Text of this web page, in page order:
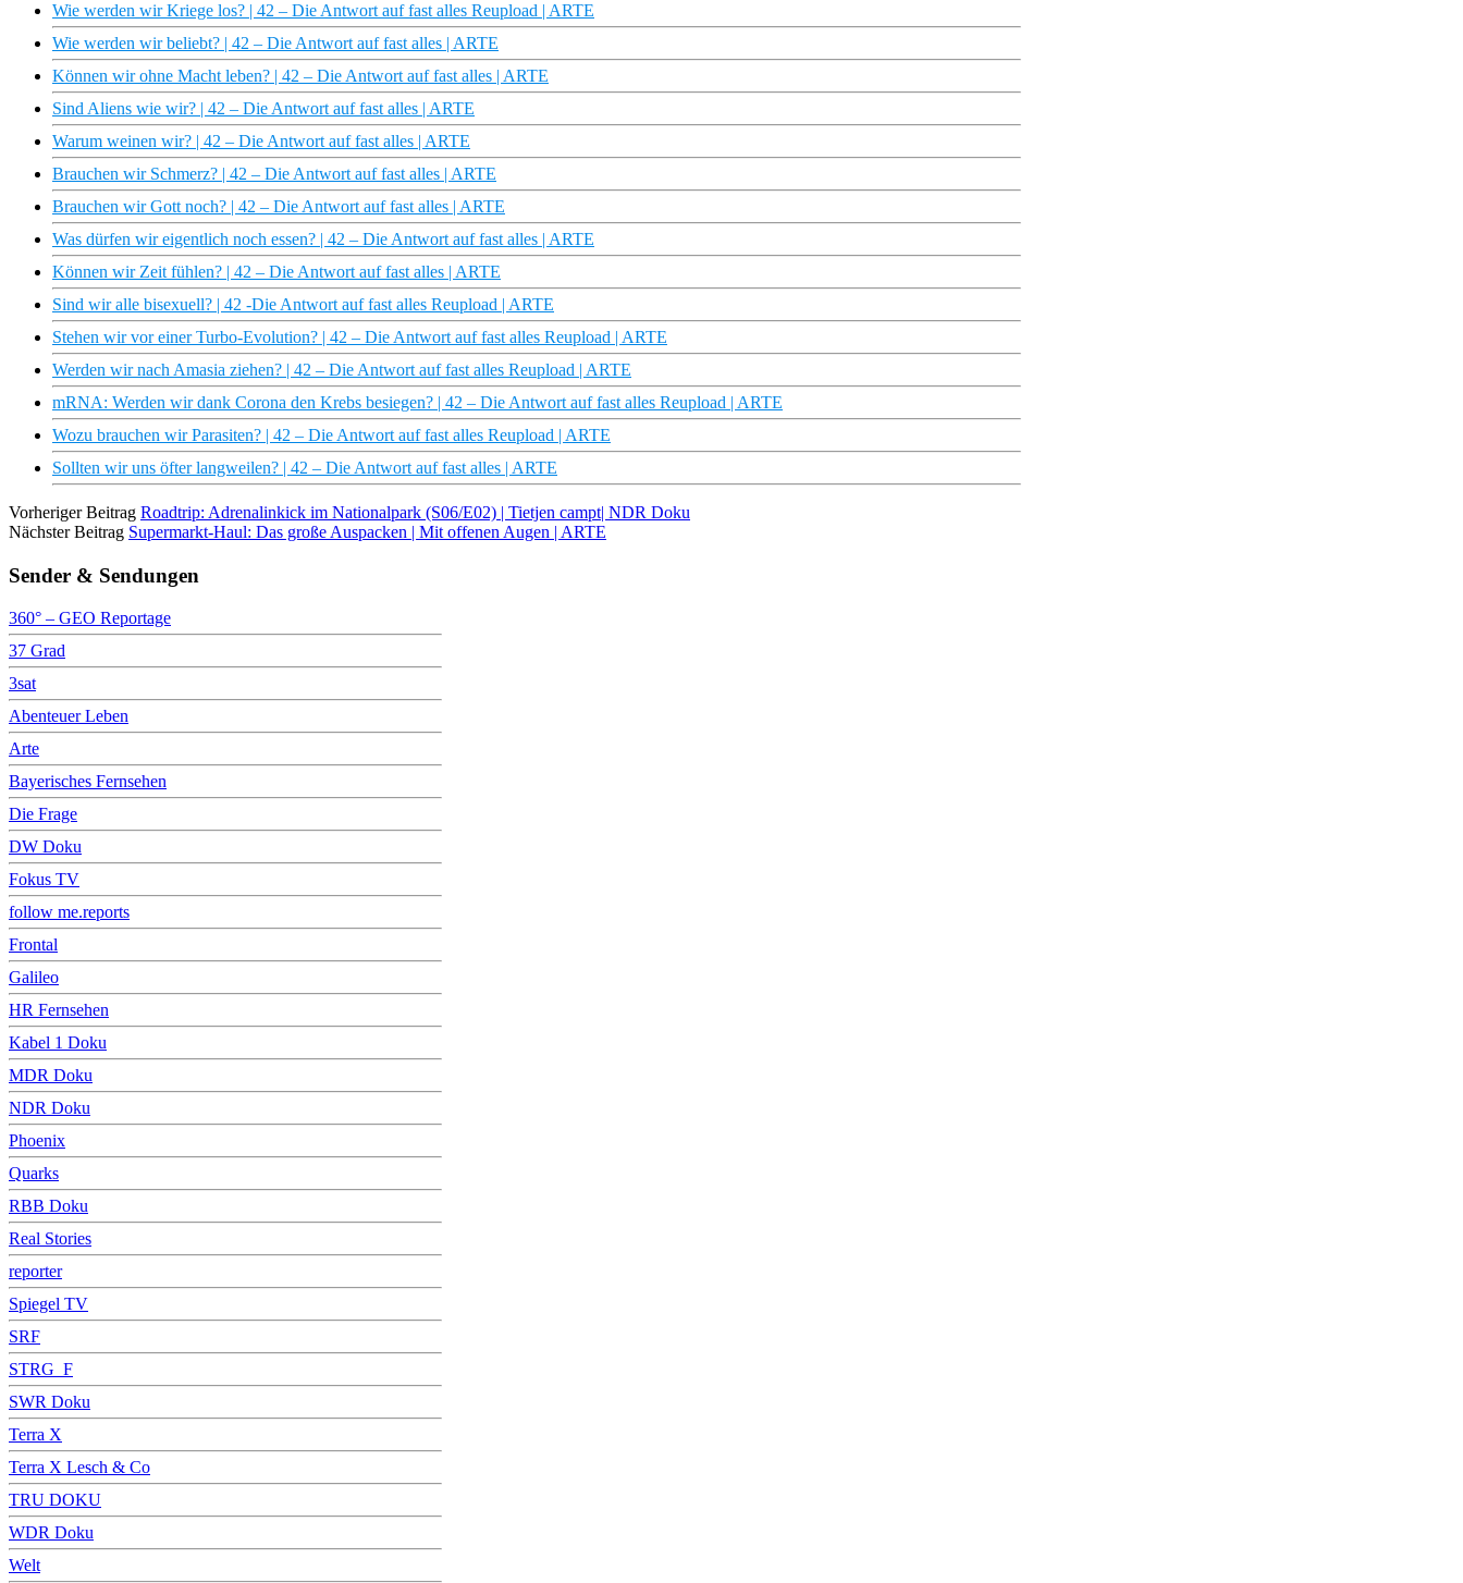
Wie werden wir Kriege los? | 42 – Die Antwort auf fast alles Reupload | ARTE
Wie werden wir beliebt? | 42 – Die Antwort auf fast alles | ARTE
Können wir ohne Macht leben? | 42 – Die Antwort auf fast alles | ARTE
Sind Aliens wie wir? | 42 – Die Antwort auf fast alles | ARTE
Warum weinen wir? | 42 – Die Antwort auf fast alles | ARTE
Brauchen wir Schmerz? | 42 – Die Antwort auf fast alles | ARTE
Brauchen wir Gott noch? | 42 – Die Antwort auf fast alles | ARTE
Was dürfen wir eigentlich noch essen? | 42 – Die Antwort auf fast alles | ARTE
Können wir Zeit fühlen? | 42 – Die Antwort auf fast alles | ARTE
Sind wir alle bisexuell? | 42 -Die Antwort auf fast alles Reupload | ARTE
Stehen wir vor einer Turbo-Evolution? | 42 – Die Antwort auf fast alles Reupload | ARTE
Werden wir nach Amasia ziehen? | 42 – Die Antwort auf fast alles Reupload | ARTE
mRNA: Werden wir dank Corona den Krebs besiegen? | 42 – Die Antwort auf fast alles Reupload | ARTE
Wozu brauchen wir Parasiten? | 42 – Die Antwort auf fast alles Reupload | ARTE
Sollten wir uns öfter langweilen? | 42 – Die Antwort auf fast alles | ARTE
Vorheriger Beitrag Roadtrip: Adrenalinkick im Nationalpark (S06/E02) | Tietjen campt| NDR Doku
Nächster Beitrag Supermarkt-Haul: Das große Auspacken | Mit offenen Augen | ARTE
Sender & Sendungen
360° – GEO Reportage
37 Grad
3sat
Abenteuer Leben
Arte
Bayerisches Fernsehen
Die Frage
DW Doku
Fokus TV
follow me.reports
Frontal
Galileo
HR Fernsehen
Kabel 1 Doku
MDR Doku
NDR Doku
Phoenix
Quarks
RBB Doku
Real Stories
reporter
Spiegel TV
SRF
STRG_F
SWR Doku
Terra X
Terra X Lesch & Co
TRU DOKU
WDR Doku
Welt